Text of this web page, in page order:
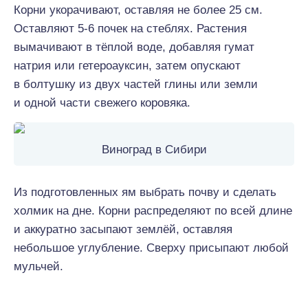
Корни укорачивают, оставляя не более 25 см.
Оставляют 5-6 почек на стеблях. Растения
вымачивают в тёплой воде, добавляя гумат
натрия или гетероауксин, затем опускают
в болтушку из двух частей глины или земли
и одной части свежего коровяка.
Виноград в Сибири
Из подготовленных ям выбрать почву и сделать
холмик на дне. Корни распределяют по всей длине
и аккуратно засыпают землёй, оставляя
небольшое углубление. Сверху присыпают любой
мульчей.